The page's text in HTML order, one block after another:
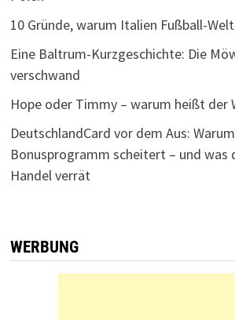
10 Gründe, warum Italien Fußball-
Eine Baltrum-Kurzgeschichte: Die
verschwand
Hope oder Timmy – warum heißt der
DeutschlandCard vor dem Aus:
Bonusprogramm scheitert – und was
Handel verrät
WERBUNG